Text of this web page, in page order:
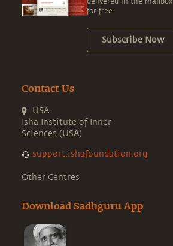
for free.
Subscribe Now
Contact Us
USA
Isha Institute of Inner
Sciences (USA)
support.ishafoundation.org
Other Centres
Download Sadhguru App